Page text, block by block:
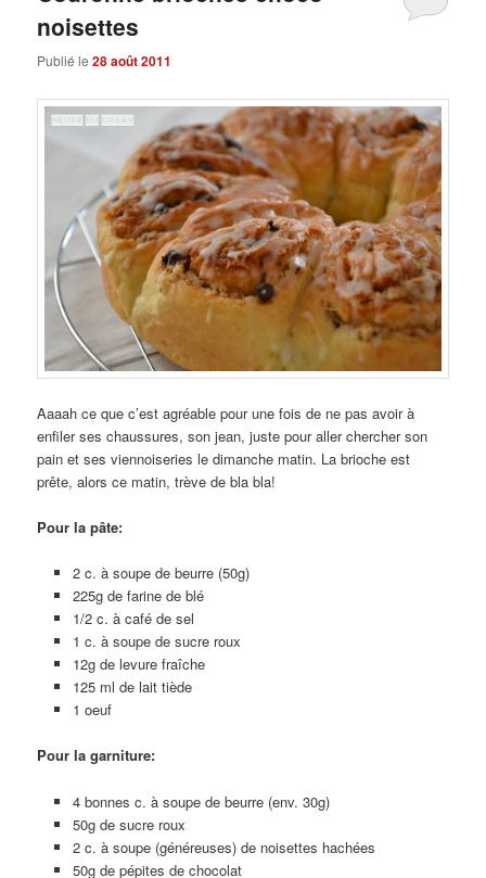
noisettes
Publié le28 août 2011
Aaaah ce que c’est agréable pour une fois de ne pas avoir à
enfiler ses chaussures, son jean, juste pour aller chercher son
pain et ses viennoiseries le dimanche matin. La brioche est
prête, alors ce matin, trève de bla bla!
Pour la pâte:
2 c. à soupe de beurre (50g)
225g de farine de blé
1/2 c. à café de sel
1 c. à soupe de sucre roux
12g de levure fraîche
125 ml de lait tiède
1 oeuf
Pour la garniture:
4 bonnes c. à soupe de beurre (env. 30g)
50g de sucre roux
2 c. à soupe (généreuses) de noisettes hachées
50g de pépites de chocolat